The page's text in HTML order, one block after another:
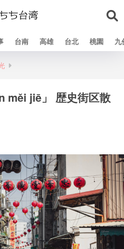
台南 高雄 台北 桃園 九
měi jiē」 歴史街区散